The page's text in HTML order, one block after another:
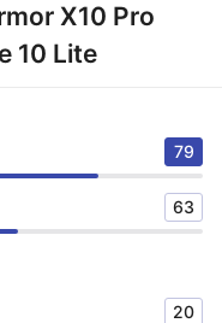
X10 Pro
10 Lite
79
63
20